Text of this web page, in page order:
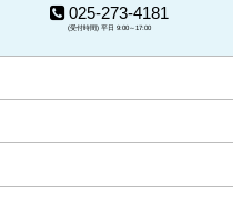
025-273-4181
(受付時間) 平日 9:00～17:00